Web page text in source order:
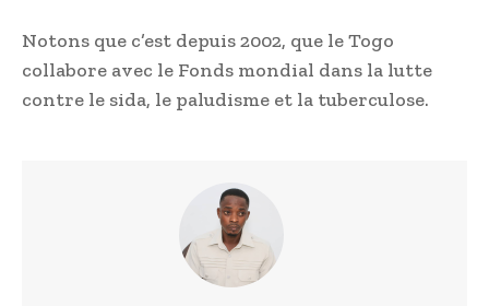
Notons que c’est depuis 2002, que le Togo
collabore avec le Fonds mondial dans la lutte
contre le sida, le paludisme et la tuberculose.